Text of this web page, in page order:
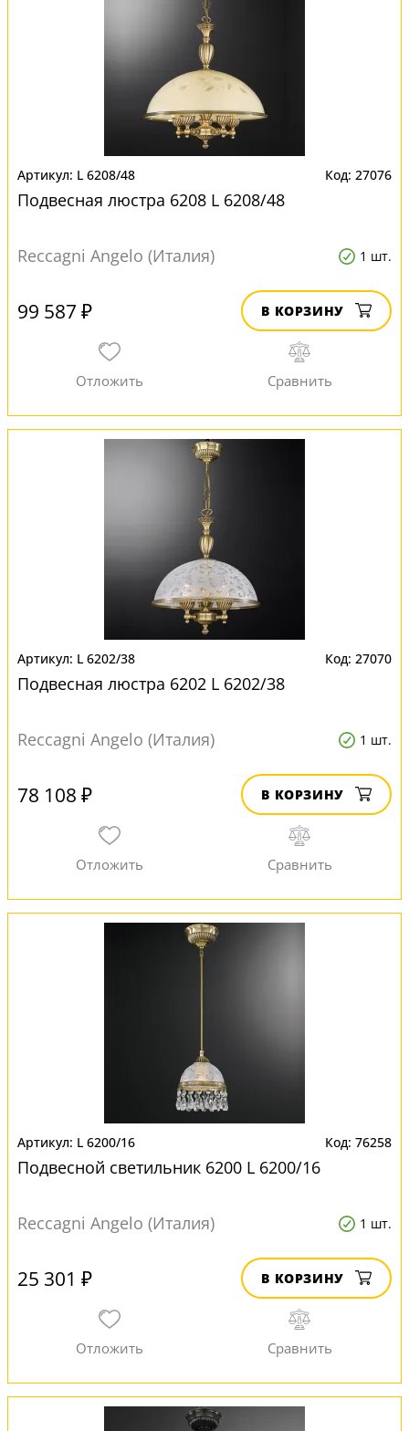
L 6208/48 27076
Подвесная люстра 6208 L 6208/48
Reccagni Angelo (Италия) 1 шт.
99 587 ₽ В КОРЗИНУ
L 6202/38 27070
Подвесная люстра 6202 L 6202/38
Reccagni Angelo (Италия) 1 шт.
78 108 ₽ В КОРЗИНУ
L 6200/16 76258
Подвесной светильник 6200 L 6200/16
Reccagni Angelo (Италия) 1 шт.
25 301 ₽ В КОРЗИНУ